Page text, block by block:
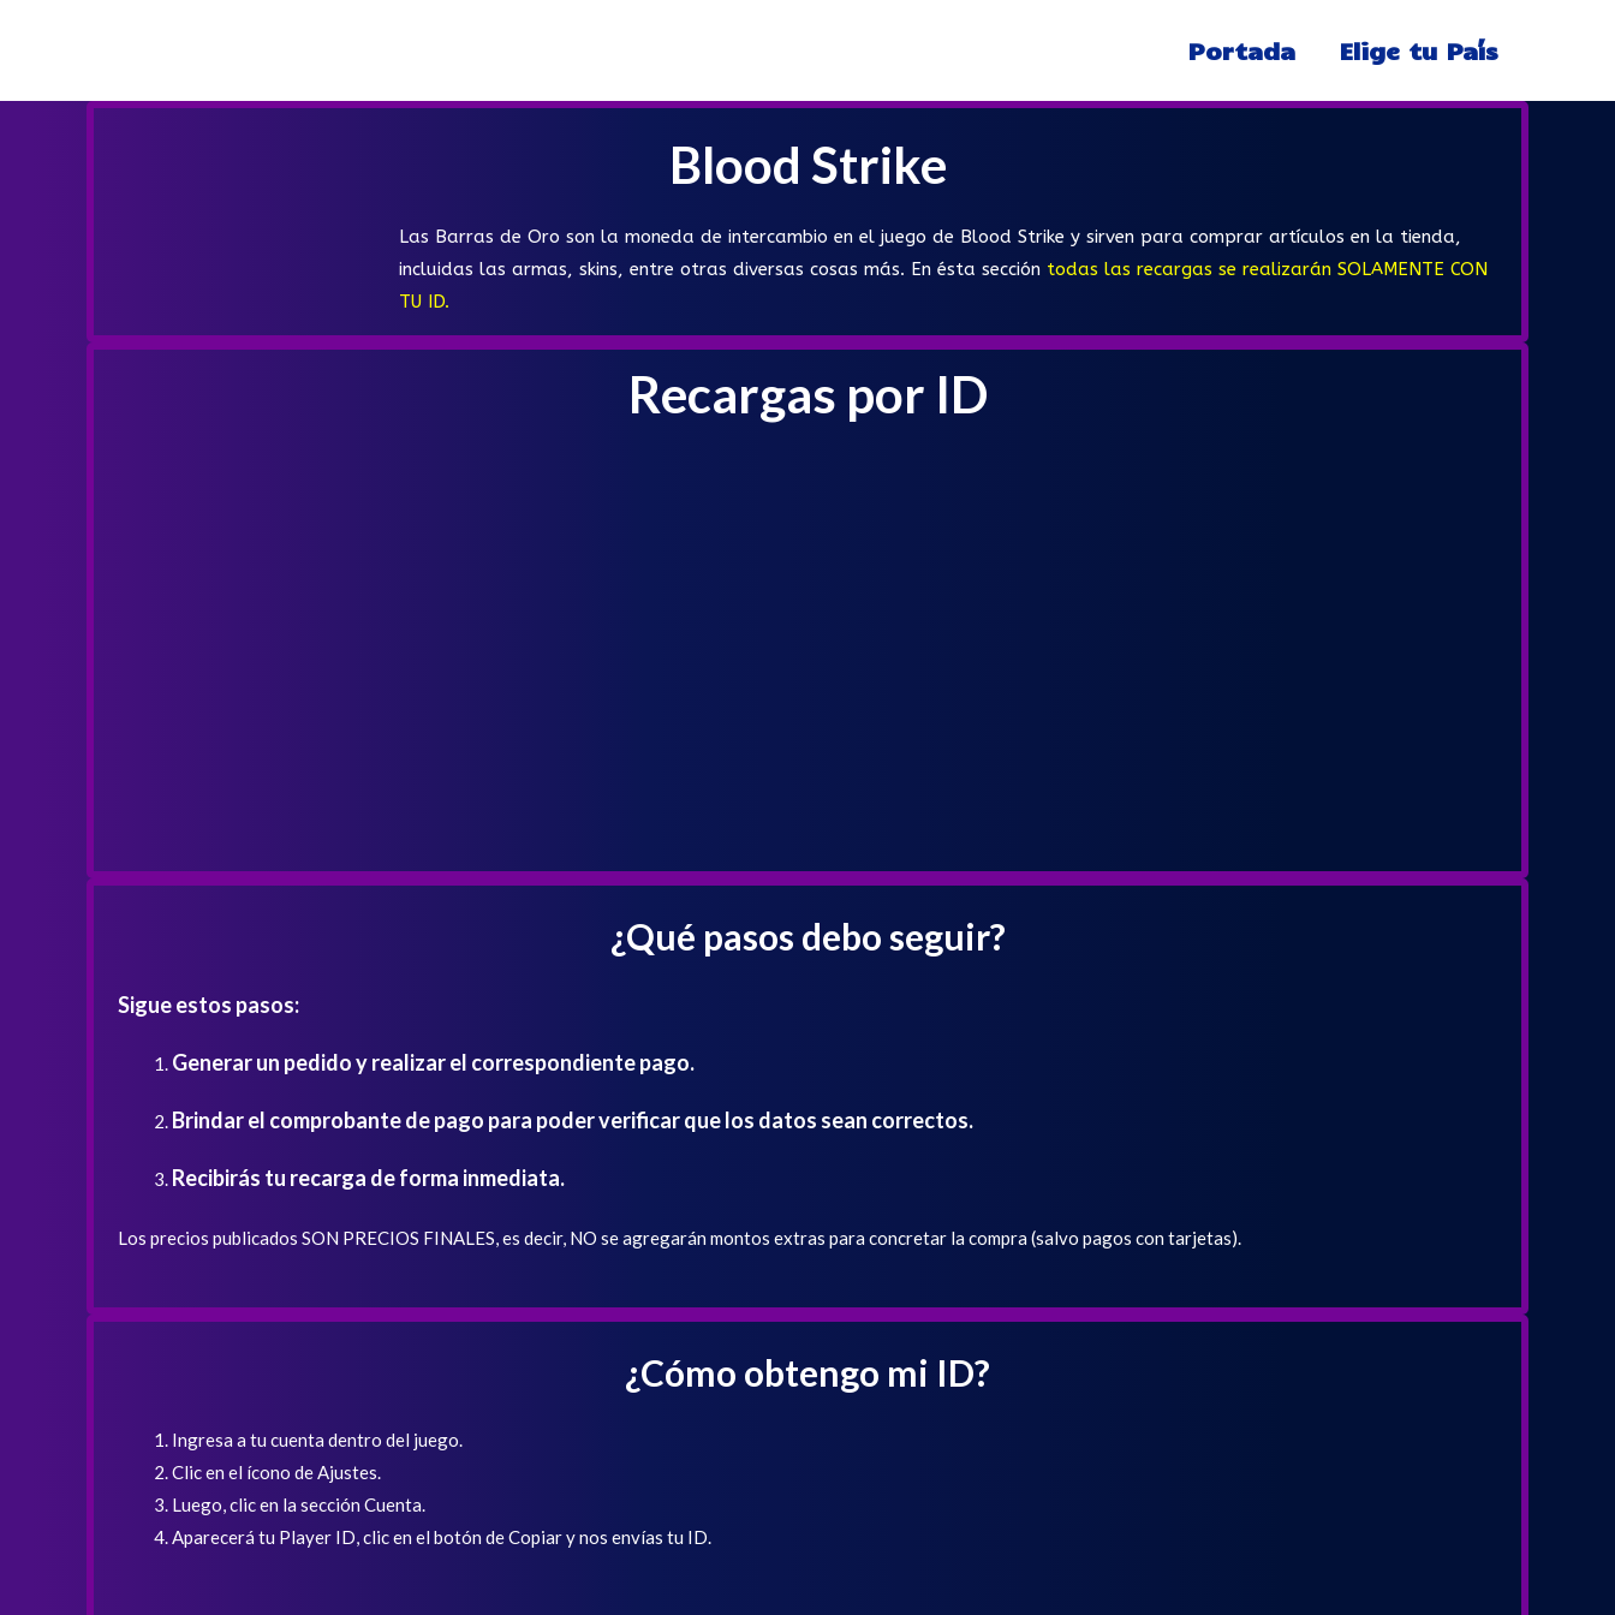
Portada Elige tu País
Blood Strike
Las Barras de Oro son la moneda de intercambio en el juego de Blood Strike y sirven para comprar artículos en la tienda,
incluidas las armas, skins, entre otras diversas cosas más. En ésta sección todas las recargas se realizarán SOLAMENTE CON
TU ID.
Recargas por ID
¿Qué pasos debo seguir?
Sigue estos pasos:
Generar un pedido y realizar el correspondiente pago.
Brindar el comprobante de pago para poder verificar que los datos sean correctos.
Recibirás tu recarga de forma inmediata.
Los precios publicados SON PRECIOS FINALES, es decir, NO se agregarán montos extras para concretar la compra (salvo pagos con tarjetas).
¿Cómo obtengo mi ID?
Ingresa a tu cuenta dentro del juego.
Clic en el ícono de Ajustes.
Luego, clic en la sección Cuenta.
Aparecerá tu Player ID, clic en el botón de Copiar y nos envías tu ID.